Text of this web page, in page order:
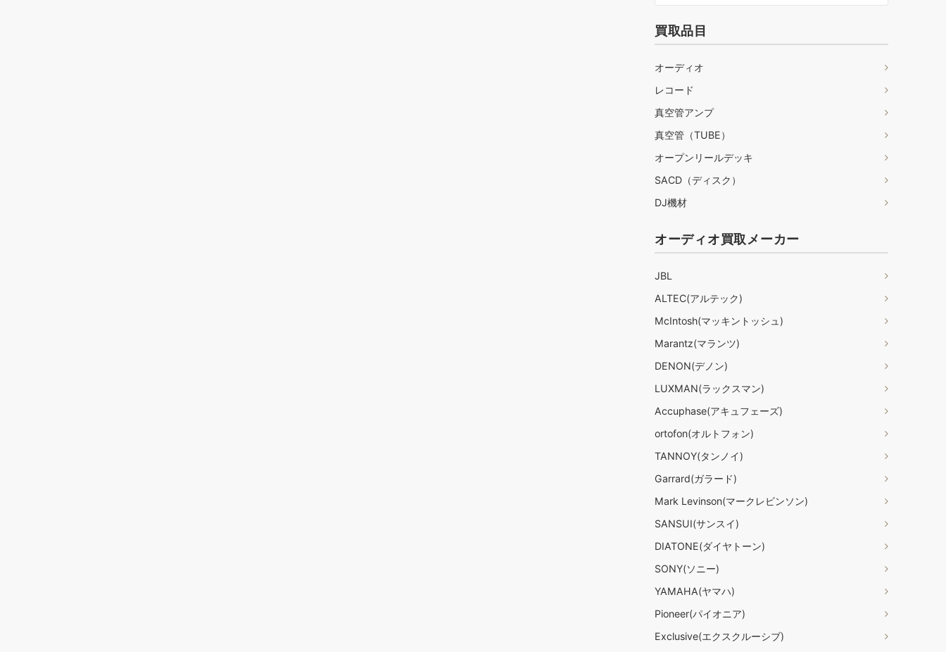
買取品目
オーディオ
レコード
真空管アンプ
真空管（TUBE）
オープンリールデッキ
SACD（ディスク）
DJ機材
オーディオ買取メーカー
JBL
ALTEC(アルテック)
McIntosh(マッキントッシュ)
Marantz(マランツ)
DENON(デノン)
LUXMAN(ラックスマン)
Accuphase(アキュフェーズ)
ortofon(オルトフォン)
TANNOY(タンノイ)
Garrard(ガラード)
Mark Levinson(マークレビンソン)
SANSUI(サンスイ)
DIATONE(ダイヤトーン)
SONY(ソニー)
YAMAHA(ヤマハ)
Pioneer(パイオニア)
Exclusive(エクスクルーシブ)